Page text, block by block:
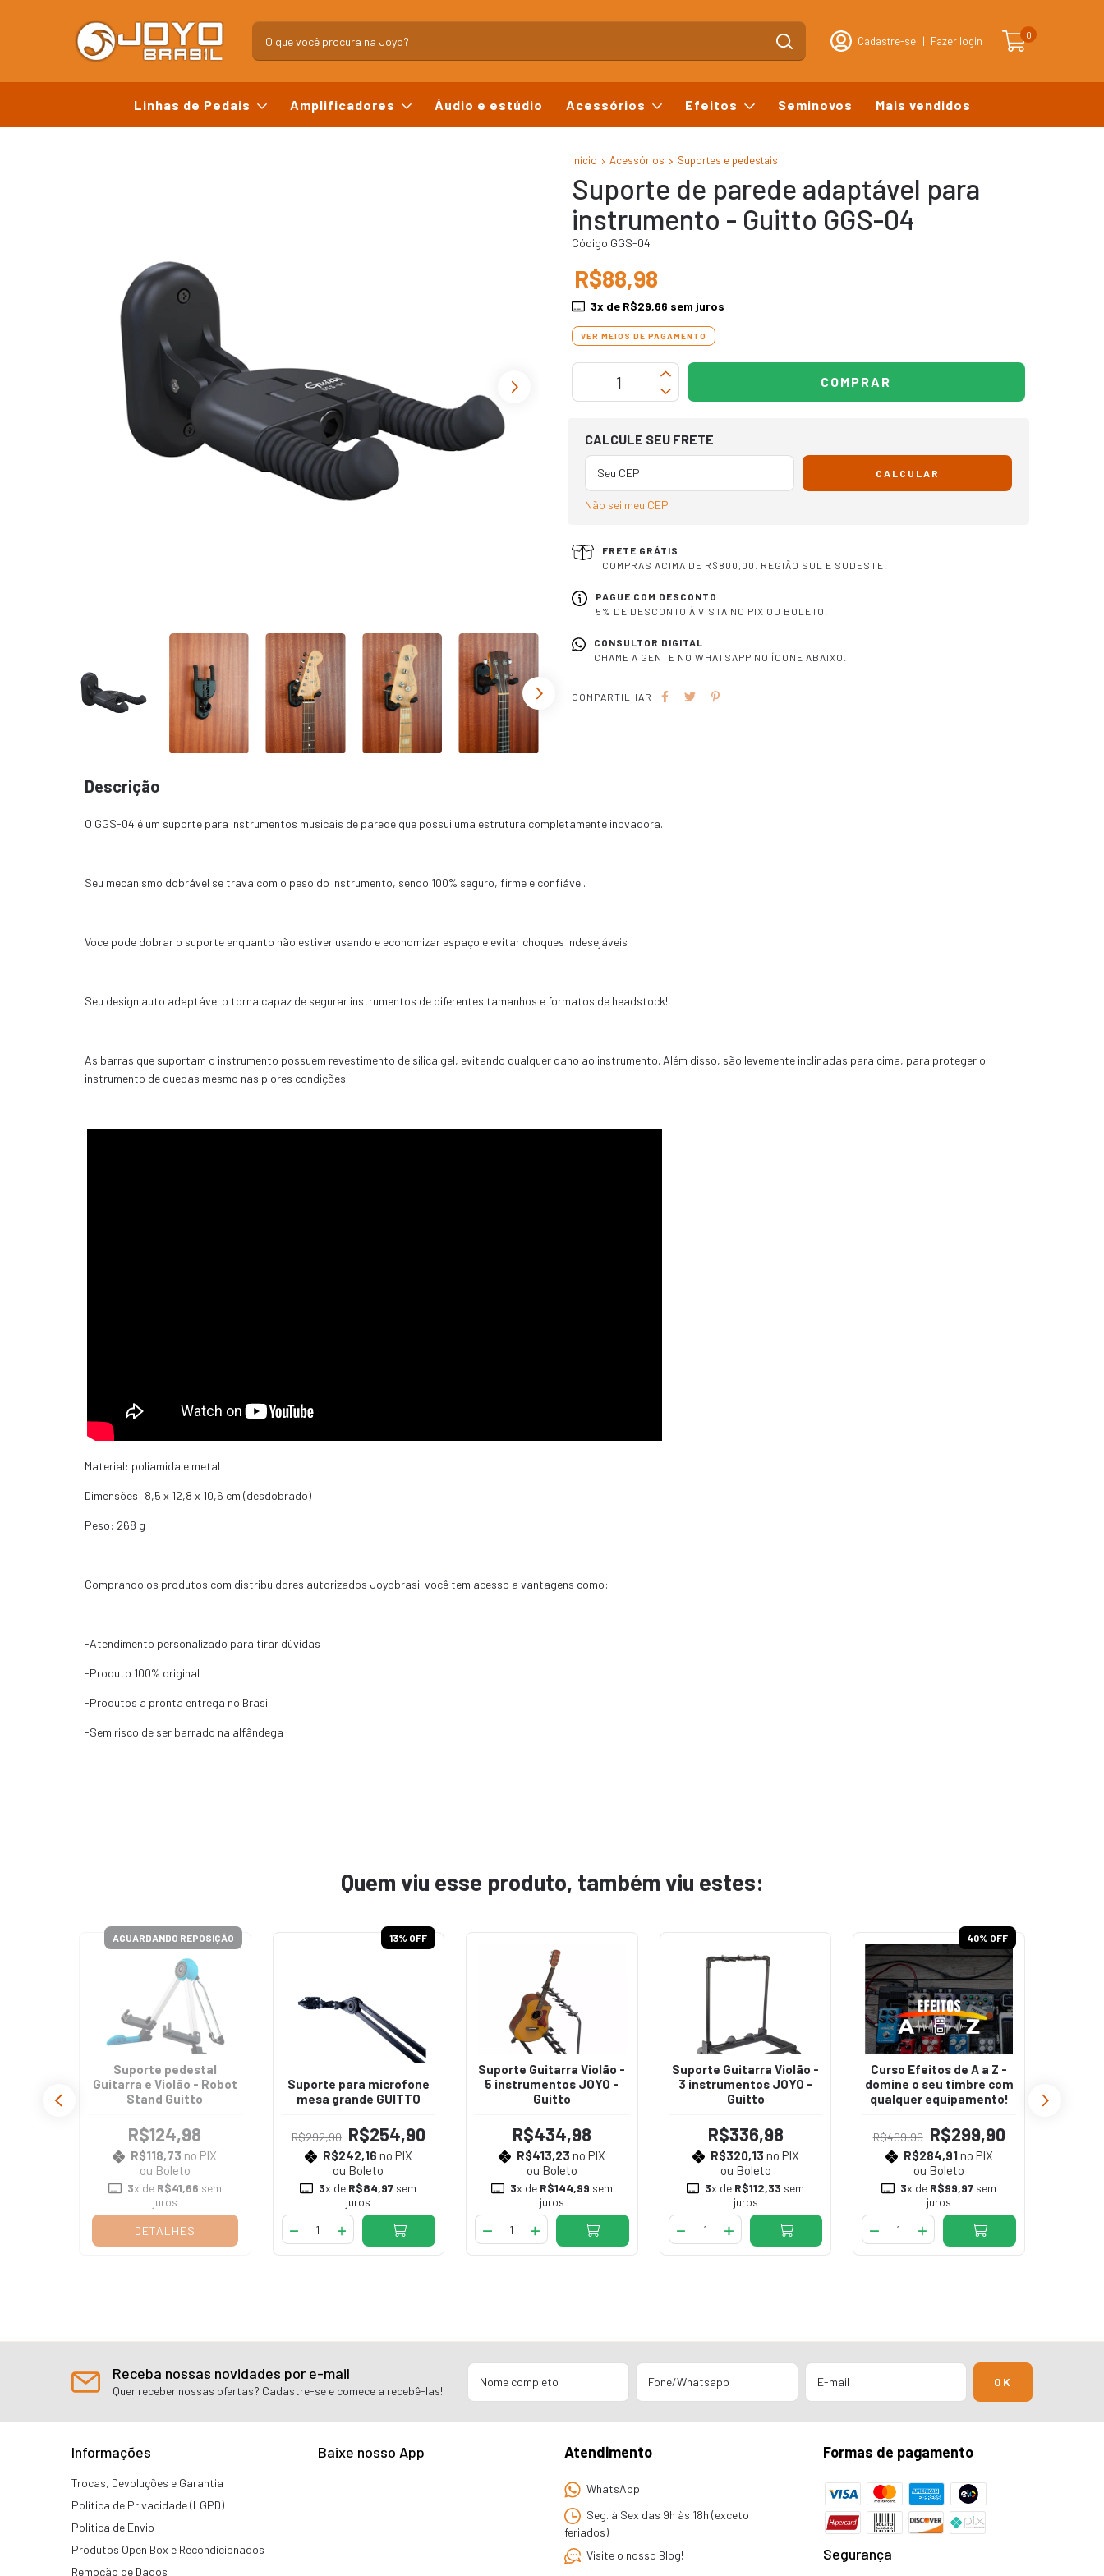
Cadastre-se | Fazer login 0
Linhas de Pedais Amplificadores Áudio e estúdio Acessórios Efeitos Seminovos Mais vendidos
Início Acessórios Suportes e pedestais
Suporte de parede adaptável para
instrumento - Guitto GGS-04
Código GGS-04
R$88,98
3x de R$29,66 sem juros
VER MEIOS DE PAGAMENTO
OPÇÕES DE FRETE
CALCULE SEU FRETE
CALCULAR
Não sei meu CEP
FRETE GRÁTIS
COMPRAS ACIMA DE R$800,00. REGIÃO SUL E SUDESTE.
PAGUE COM DESCONTO
5% DE DESCONTO À VISTA NO PIX OU BOLETO.
CONSULTOR DIGITAL
CHAME A GENTE NO WHATSAPP NO ÍCONE ABAIXO.
COMPARTILHAR
Descrição
O GGS-04 é um suporte para instrumentos musicais de parede que possui uma estrutura completamente inovadora.
Seu mecanismo dobrável se trava com o peso do instrumento, sendo 100% seguro, firme e confiável.
Voce pode dobrar o suporte enquanto não estiver usando e economizar espaço e evitar choques indesejáveis
Seu design auto adaptável o torna capaz de segurar instrumentos de diferentes tamanhos e formatos de headstock!
As barras que suportam o instrumento possuem revestimento de silica gel, evitando qualquer dano ao instrumento. Além disso, são levemente inclinadas para cima, para proteger o
instrumento de quedas mesmo nas piores condições
Material: poliamida e metal
Dimensões: 8,5 x 12,8 x 10,6 cm (desdobrado)
Peso: 268 g
Comprando os produtos com distribuidores autorizados Joyobrasil você tem acesso a vantagens como:
-Atendimento personalizado para tirar dúvidas
-Produto 100% original
-Produtos a pronta entrega no Brasil
-Sem risco de ser barrado na alfândega
Quem viu esse produto, também viu estes:
AGUARDANDO REPOSIÇÃO
Suporte pedestal
Guitarra e Violão - Robot
Stand Guitto
R$124,98
R$118,73 no PIX
ou Boleto
3x de R$41,66 sem
juros
DETALHES
13% OFF
Suporte para microfone
mesa grande GUITTO
R$292,90 R$254,90
R$242,16 no PIX
ou Boleto
3x de R$84,97 sem
juros
Suporte Guitarra Violão -
5 instrumentos JOYO -
Guitto
R$434,98
R$413,23 no PIX
ou Boleto
3x de R$144,99 sem
juros
Suporte Guitarra Violão -
3 instrumentos JOYO -
Guitto
R$336,98
R$320,13 no PIX
ou Boleto
3x de R$112,33 sem
juros
40% OFF
Curso Efeitos de A a Z -
domine o seu timbre com
qualquer equipamento!
R$499,90 R$299,90
R$284,91no PIX
ou Boleto
3x de R$99,97 sem
juros
Receba nossas novidades por e-mail
Quer receber nossas ofertas? Cadastre-se e comece a recebê-las!
Informações
Trocas, Devoluções e Garantia
Política de Privacidade (LGPD)
Política de Envio
Produtos Open Box e Recondicionados
Remoção de Dados
Baixe nosso App Atendimento
WhatsApp
Seg. à Sex das 9h às 18h (exceto
feriados)
Visite o nosso Blog!
Formas de pagamento
Segurança